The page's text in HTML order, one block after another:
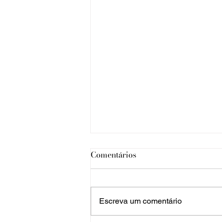
Comentários
Escreva um comentário